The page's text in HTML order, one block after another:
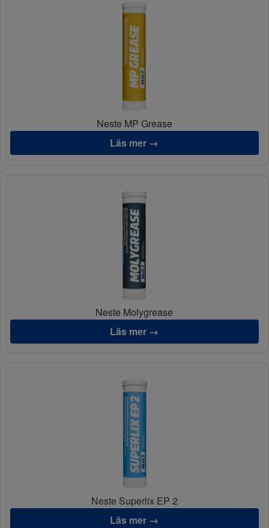
Neste MP Grease
Läs mer →
Neste Molygrease
Läs mer →
Neste Superlix EP 2
Läs mer →